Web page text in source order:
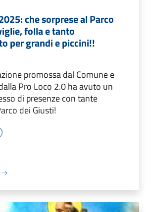
che sorprese al Parco
folla e tanto
per grandi e piccini!!
promossa dal Comune e
Pro Loco 2.0 ha avuto un
di presenze con tante
dei Giusti!